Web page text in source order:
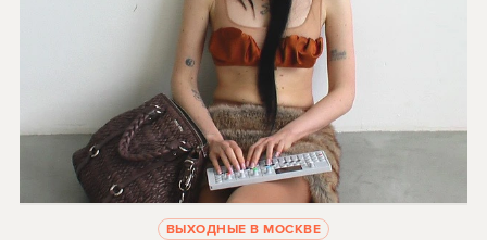
ВЫХОДНЫЕ В МОСКВЕ